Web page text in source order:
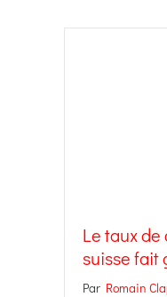
Le taux
suisse fait
Par Romain